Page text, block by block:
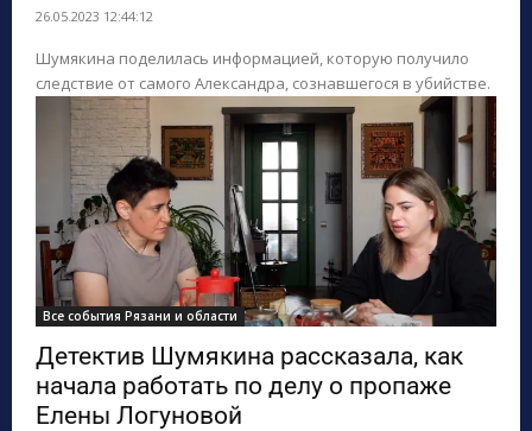
26.05.2023 12:44:12
Шумякина поделилась информацией, которую получило
следствие от самого Александра, сознавшегося в убийстве.
Все события Рязани и области
Детектив Шумякина рассказала, как
начала работать по делу о пропаже
Елены Логуновой